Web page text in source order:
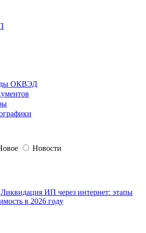
ОКВЭД
Новости
Ликвидация ИП через интернет: этапы
в 2026 году